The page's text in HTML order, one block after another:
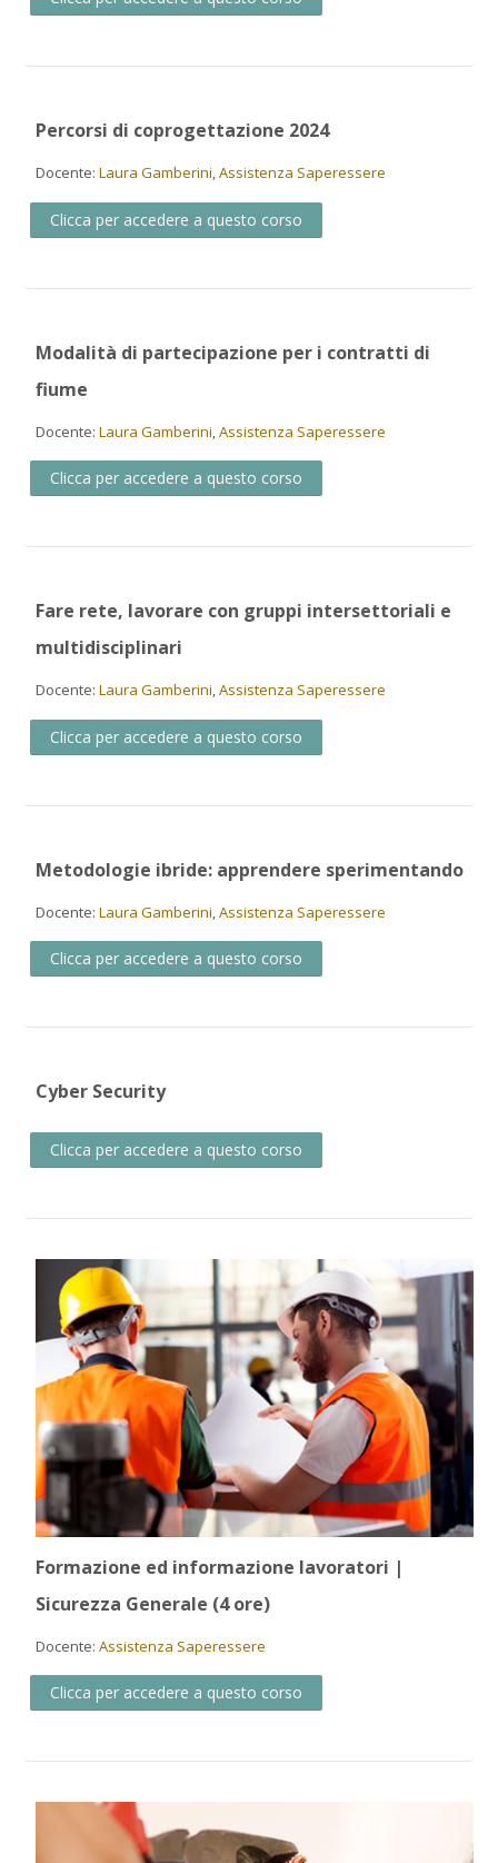
Percorsi di coprogettazione 2024
Docente:Laura Gamberini,Assistenza Saperessere
Clicca per accedere a questo corso
Modalità di partecipazione per i contratti di
fiume
Docente:Laura Gamberini,Assistenza Saperessere
Clicca per accedere a questo corso
Fare rete, lavorare con gruppi intersettoriali e
multidisciplinari
Docente:Laura Gamberini,Assistenza Saperessere
Clicca per accedere a questo corso
Metodologie ibride: apprendere sperimentando
Docente:Laura Gamberini,Assistenza Saperessere
Clicca per accedere a questo corso
Cyber Security
Clicca per accedere a questo corso
Formazione ed informazione lavoratori |
Sicurezza Generale (4 ore)
Docente:Assistenza Saperessere
Clicca per accedere a questo corso